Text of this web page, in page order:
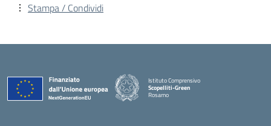
Stampa / Condividi
Istituto Comprensivo
Scopelliti-Green
Rosarno